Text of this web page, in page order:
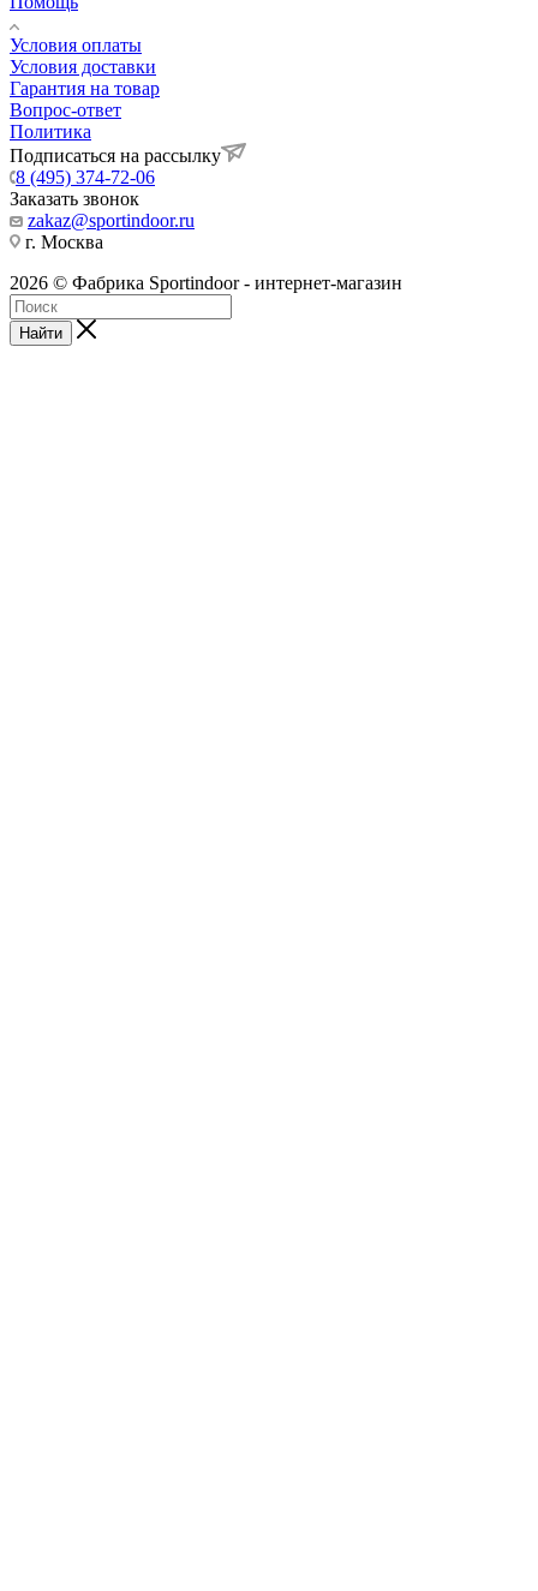
Условия оплаты
Условия доставки
Гарантия на товар
Вопрос-ответ
Политика
Подписаться на рассылку
8 (495) 374-72-06
Заказать звонок
zakaz@sportindoor.ru
г. Москва
2026 © Фабрика Sportindoor - интернет-магазин
Найти